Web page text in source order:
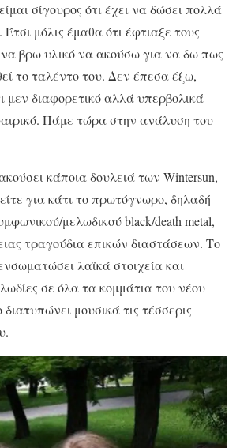
είμαισίγουρος ότιέχειναδώσειπολλά
. Έτσι μόλις έμαθαότιέφτιαξε τους
ναβρωυλικόναακούσωγιαναδωπως
τοταλέντοτου. Δεν έπεσαέξω,
μεν διαφορετικόαλλάυπερβολικά
. Πάμε τώραστην ανάλυση του
κάποια δουλειά των Wintersun,
για κάτι το πρωτόγνωρο, δηλαδή
μελωδικού black/death metal,
τραγούδια επικών διαστάσεων. Το
λαϊκά στοιχεία και
σε όλα τα κομμάτια του νέου
μουσικά τις τέσσερις